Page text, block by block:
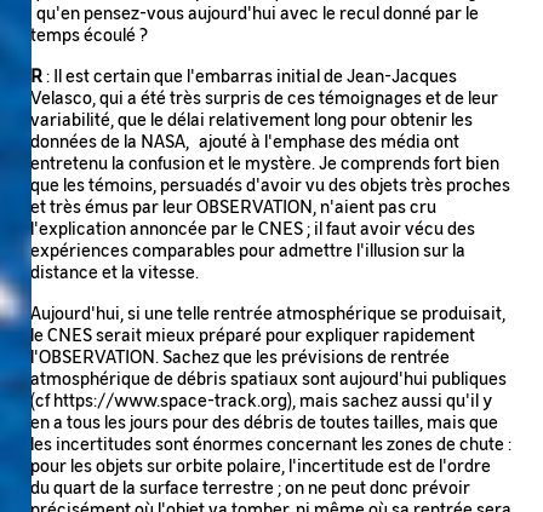
qu'en pensez-vous aujourd'hui avec le recul donné par le
temps écoulé ?
R: Il est certain que l'embarras initial de Jean-Jacques
Velasco, qui a été très surpris de ces témoignages et de leur
variabilité, que le délai relativement long pour obtenir les
données de la NASA, ajouté à l'emphase des média ont
entretenu la confusion et le mystère. Je comprends fort bien
que les témoins, persuadés d'avoir vu des objets très proches
et très émus par leur OBSERVATION, n'aient pas cru
l'explication annoncée par le CNES ; il faut avoir vécu des
expériences comparables pour admettre l'illusion sur la
distance et la vitesse.
Aujourd'hui, si une telle rentrée atmosphérique se produisait,
le CNES serait mieux préparé pour expliquer rapidement
l'OBSERVATION. Sachez que les prévisions de rentrée
atmosphérique de débris spatiaux sont aujourd'hui publiques
(cf https://www.space-track.org), mais sachez aussi qu'il y
en a tous les jours pour des débris de toutes tailles, mais que
les incertitudes sont énormes concernant les zones de chute :
pour les objets sur orbite polaire, l'incertitude est de l'ordre
du quart de la surface terrestre ; on ne peut donc prévoir